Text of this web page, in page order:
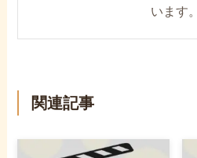
います。
関連記事